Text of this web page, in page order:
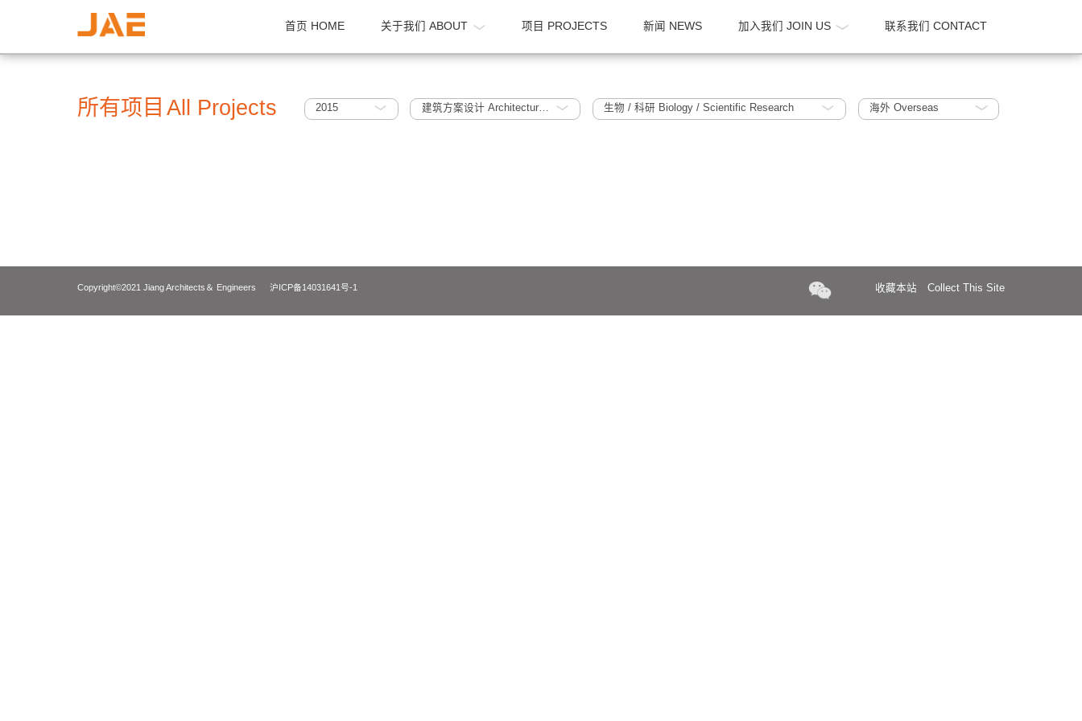
首页 HOME 关于我们 ABOUT 项目 PROJECTS 新闻 NEWS 加入我们 JOIN US 联系我们
所有项目All Projects 2015 建筑方案设计 Architectural Scheme Design 生物 / 科研 Biology / Scientific Research 海外 Overseas
Copyright©2021 Jiang Architects＆ Engineers 沪ICP备14031641号-1